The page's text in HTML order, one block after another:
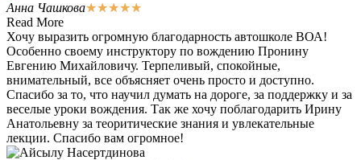
Анна Чашкова★★★★★
Read More
Хочу выразить огромную благодарность автошколе ВОА!
Особенно своему инструктору по вождению Пронину
Евгению Михайловичу. Терпеливый, спокойные,
внимательный, все объясняет очень просто и доступно.
Спасибо за то, что научил думать на дороге, за поддержку и за
веселые уроки вождения. Так же хочу поблагодарить Ирину
Анатольевну за теоритические знания и увлекательные
лекции. Спасибо вам огромное!